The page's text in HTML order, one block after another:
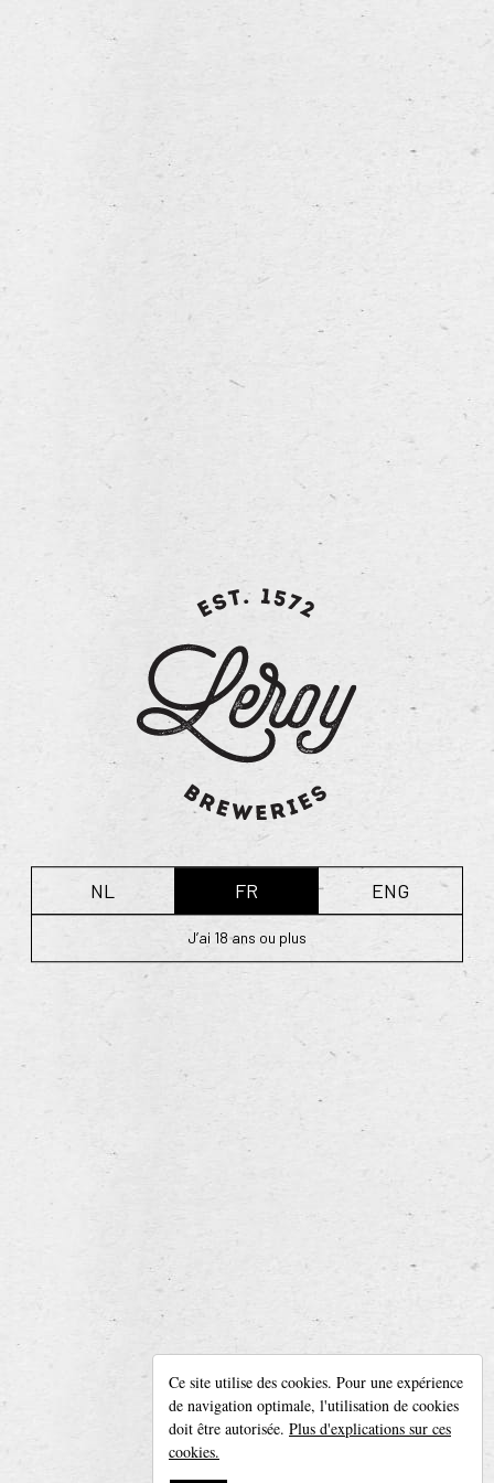
Hommel Fresh Harvest 2025 Limited edition
Poperings Hommelbier
Hommel Dry Hopped
Hommel Fresh Harvest 2025
Limited edition
L’Hommelbier est un hymne à la culture du houblon de
Poperinge. C’est pourquoi une fois par an, le lien qui unit
le producteur de houblon et la bière est mis en avant par
le brassage de houblon récolté au maximum 2 jours plus
tôt. Le houblon est récolté une seule fois par an, en
septembre, et cette bière ne peut être brassée qu’à cette
époque de l’année. Après fermentation et une période de
maturation nécessaire, elle est prête à être dégustée au
début du mois de novembre.
Spécificités techniques :
Volume d’alcool : 7,5 %
Degrés Plato : 16°
Houblon : 4 variétés
Malt : 2 variétés
Fermentation : bière de fermentation haute avec
retour à l’aperçu
Leroy Breweries
Diksmuidseweg 404, 8904 Boezinge (Belgique)
Tél. + 32 (0)57 42 20 05 —info@leroybreweries.be
Suivez-nous surFacebook
Disclaimer
Ce site utilise des cookies. Pour une expérience
de navigation optimale, l'utilisation de cookies
doit être autorisée. Plus d'explications sur ces
cookies.
NL FR ENG
J’ai 18 ans ou plus